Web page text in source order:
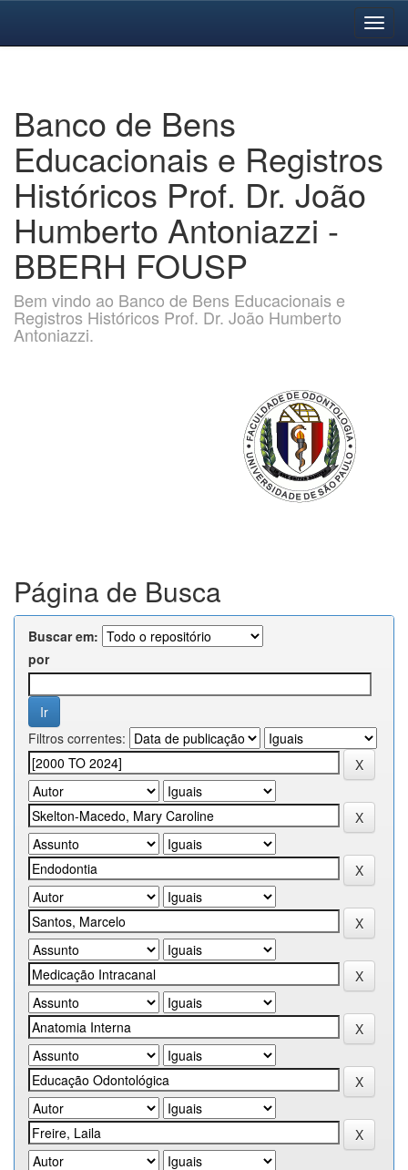
Banco de Bens
Educacionais e Registros
Históricos Prof. Dr. João
Humberto Antoniazzi -
BBERH FOUSP
Bem vindo ao Banco de Bens Educacionais e
Registros Históricos Prof. Dr. João Humberto
Antoniazzi.
Página de Busca
Buscar em:
por
Filtros correntes: